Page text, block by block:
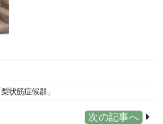
状筋症候群」
次の記事へ